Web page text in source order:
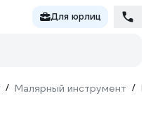
Для юрлиц
/ Малярный инструмент /